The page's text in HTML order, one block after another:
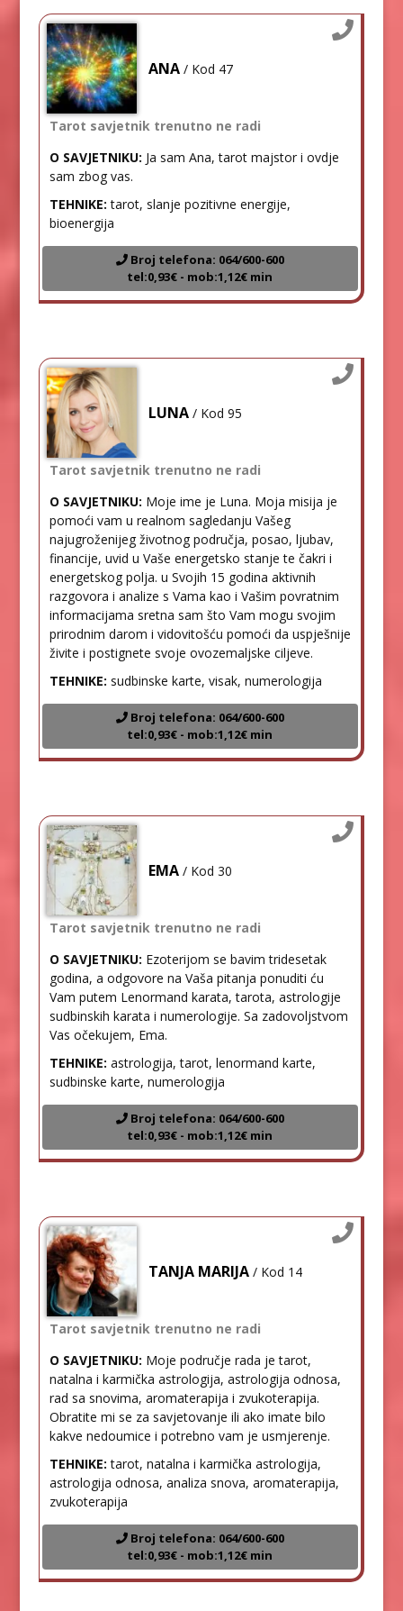
ANA / Kod 47
Tarot savjetnik trenutno ne radi
O SAVJETNIKU: Ja sam Ana, tarot majstor i ovdje
sam zbog vas.
TEHNIKE: tarot, slanje pozitivne energije,
bioenergija
Broj telefona: 064/600-600
tel:0,93€ - mob:1,12€ min
LUNA / Kod 95
Tarot savjetnik trenutno ne radi
O SAVJETNIKU: Moje ime je Luna. Moja misija je
pomoći vam u realnom sagledanju Vašeg
najugroženijeg životnog područja, posao, ljubav,
financije, uvid u Vaše energetsko stanje te čakri i
energetskog polja. u Svojih 15 godina aktivnih
razgovora i analize s Vama kao i Vašim povratnim
informacijama sretna sam što Vam mogu svojim
prirodnim darom i vidovitošću pomoći da uspješnije
živite i postignete svoje ovozemaljske ciljeve.
TEHNIKE: sudbinske karte, visak, numerologija
Broj telefona: 064/600-600
tel:0,93€ - mob:1,12€ min
EMA / Kod 30
Tarot savjetnik trenutno ne radi
O SAVJETNIKU: Ezoterijom se bavim tridesetak
godina, a odgovore na Vaša pitanja ponuditi ću
Vam putem Lenormand karata, tarota, astrologije
sudbinskih karata i numerologije. Sa zadovoljstvom
Vas očekujem, Ema.
TEHNIKE: astrologija, tarot, lenormand karte,
sudbinske karte, numerologija
Broj telefona: 064/600-600
tel:0,93€ - mob:1,12€ min
TANJA MARIJA / Kod 14
Tarot savjetnik trenutno ne radi
O SAVJETNIKU: Moje područje rada je tarot,
natalna i karmička astrologija, astrologija odnosa,
rad sa snovima, aromaterapija i zvukoterapija.
Obratite mi se za savjetovanje ili ako imate bilo
kakve nedoumice i potrebno vam je usmjerenje.
TEHNIKE: tarot, natalna i karmička astrologija,
astrologija odnosa, analiza snova, aromaterapija,
zvukoterapija
Broj telefona: 064/600-600
tel:0,93€ - mob:1,12€ min